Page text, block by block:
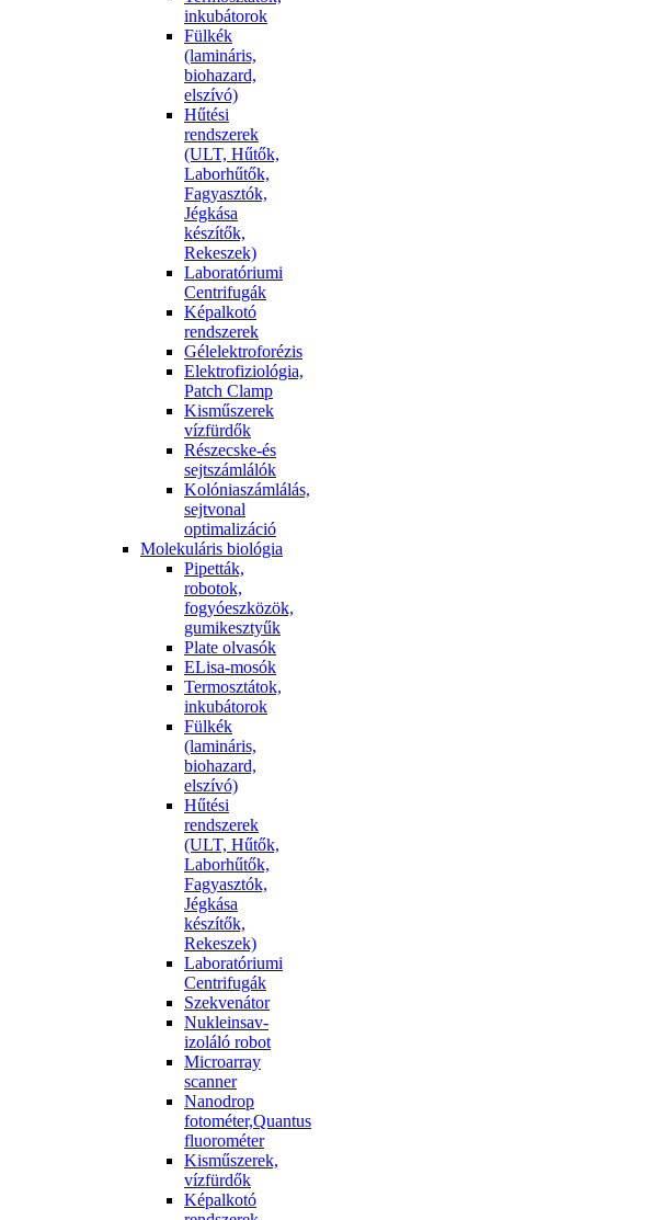
inkubátorok
Fülkék
(lamináris,
biohazard,
elszívó)
Hűtési
rendszerek
(ULT, Hűtők,
Laborhűtők,
Fagyasztók,
Jégkása
készítők,
Rekeszek)
Laboratóriumi
Centrifugák
Képalkotó
rendszerek
Gélelektroforézis
Elektrofiziológia,
Patch Clamp
Kisműszerek
vízfürdők
Részecske-és
sejtszámlálók
Kolóniaszámlálás,
sejtvonal
optimalizáció
Molekuláris biológia
Pipetták,
robotok,
fogyóeszközök,
gumikesztyűk
Plate olvasók
ELisa-mosók
Termosztátok,
inkubátorok
Fülkék
(lamináris,
biohazard,
elszívó)
Hűtési
rendszerek
(ULT, Hűtők,
Laborhűtők,
Fagyasztók,
Jégkása
készítők,
Rekeszek)
Laboratóriumi
Centrifugák
Szekvenátor
Nukleinsav-
izoláló robot
Microarray
scanner
Nanodrop
fotométer,Quantus
fluorométer
Kisműszerek,
vízfürdők
Képalkotó